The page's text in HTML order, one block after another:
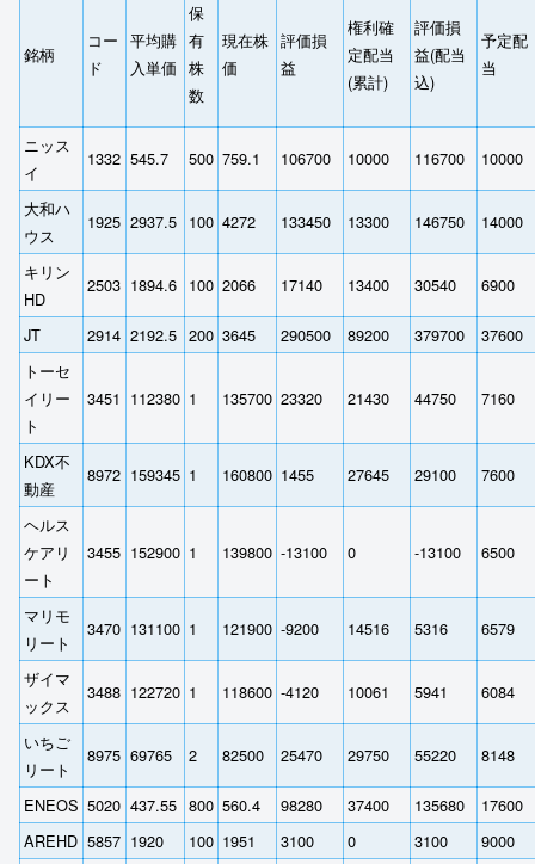
銘柄
コー
ド
平均購
入単価
保
有
株
数
現在株
価
評価損
益
権利確
定配当
(累計)
評価損
益(配当
込)
予定配
当
ニッス
イ
1332 545.7 500 759.1 106700 10000 116700 10000
大和ハ
ウス
1925 2937.5 100 4272 133450 13300 146750 14000
キリン
HD
2503 1894.6 100 2066 17140 13400 30540 6900
JT 2914 2192.5 200 3645 290500 89200 379700
37600
トーセ
イリー
ト
3451 112380 1 135700 23320 21430 44750 7160
KDX不
動産
8972 159345 1 160800 1455 27645 29100 7600
ヘルス
ケアリ
ート
3455 152900 1 139800 -13100 0 -13100 6500
マリモ
リート
3470 131100 1 121900 -9200 14516 5316 6579
ザイマ
ックス
3488 122720 1 118600 -4120 10061 5941 6084
いちご
リート
8975 69765 2 82500 25470 29750 55220 8148
ENEOS 5020 437.55 800 560.4 98280 37400 135680
17600
AREHD 5857 1920 100 1951 3100 0 3100
9000